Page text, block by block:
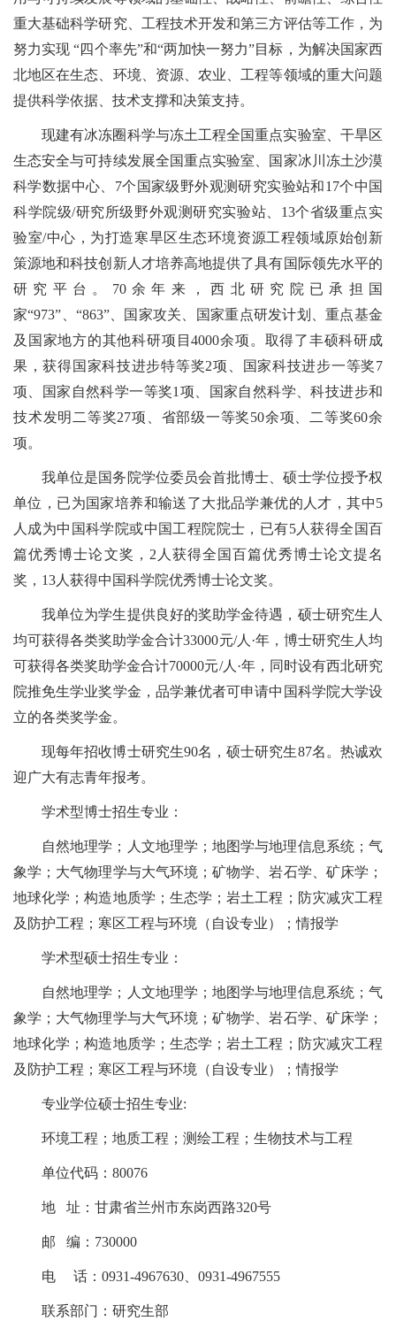
重大基础科学研究、工程技术开发和第三方评估等工作，为
努力实现 “四个率先”和“两加快一努力”目标，为解决国家西
北地区在生态、环境、资源、农业、工程等领域的重大问题
提供科学依据、技术支撑和决策支持。
现建有冰冻圈科学与冻土工程全国重点实验室、干旱区
生态安全与可持续发展全国重点实验室、国家冰川冻土沙漠
科学数据中心、7个国家级野外观测研究实验站和17个中国
科学院级/研究所级野外观测研究实验站、13个省级重点实
验室/中心，为打造寒旱区生态环境资源工程领域原始创新
策源地和科技创新人才培养高地提供了具有国际领先水平的
研究平台。70余年来，西北研究院已承担国
家“973”、“863”、国家攻关、国家重点研发计划、重点基金
及国家地方的其他科研项目4000余项。取得了丰硕科研成
果，获得国家科技进步特等奖2项、国家科技进步一等奖7
项、国家自然科学一等奖1项、国家自然科学、科技进步和
技术发明二等奖27项、省部级一等奖50余项、二等奖60余
项。
我单位是国务院学位委员会首批博士、硕士学位授予权
单位，已为国家培养和输送了大批品学兼优的人才，其中5
人成为中国科学院或中国工程院院士，已有5人获得全国百
篇优秀博士论文奖，2人获得全国百篇优秀博士论文提名
奖，13人获得中国科学院优秀博士论文奖。
我单位为学生提供良好的奖助学金待遇，硕士研究生人
均可获得各类奖助学金合计33000元/人·年，博士研究生人均
可获得各类奖助学金合计70000元/人·年，同时设有西北研究
院推免生学业奖学金，品学兼优者可申请中国科学院大学设
立的各类奖学金。
现每年招收博士研究生90名，硕士研究生87名。 热诚欢
迎广大有志青年报考。
学术型博士招生专业：
自然地理学；人文地理学；地图学与地理信息系统；气
象学；大气物理学与大气环境；矿物学、岩石学、矿床学；
地球化学；构造地质学；生态学；岩土工程；防灾减灾工程
及防护工程；寒区工程与环境（自设专业）；情报学
学术型硕士招生专业：
自然地理学；人文地理学；地图学与地理信息系统；气
象学；大气物理学与大气环境；矿物学、岩石学、矿床学；
地球化学；构造地质学；生态学；岩土工程；防灾减灾工程
及防护工程；寒区工程与环境（自设专业）；情报学
专业学位硕士招生专业:
环境工程；地质工程；测绘工程；生物技术与工程
单位代码：80076
地 址：甘肃省兰州市东岗西路320号
邮 编：730000
电 话：0931-4967630、0931-4967555
联系部门：研究生部